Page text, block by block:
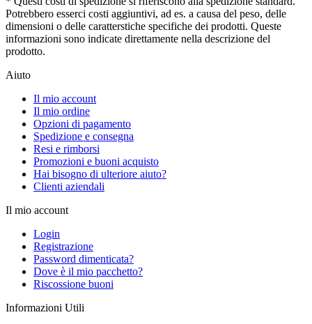
Potrebbero esserci costi aggiuntivi, ad es. a causa del peso, delle
dimensioni o delle caratterstiche specifiche dei prodotti. Queste
informazioni sono indicate direttamente nella descrizione del
prodotto.
Aiuto
Il mio account
Il mio ordine
Opzioni di pagamento
Spedizione e consegna
Resi e rimborsi
Promozioni e buoni acquisto
Hai bisogno di ulteriore aiuto?
Clienti aziendali
Il mio account
Login
Registrazione
Password dimenticata?
Dove è il mio pacchetto?
Riscossione buoni
Informazioni Utili